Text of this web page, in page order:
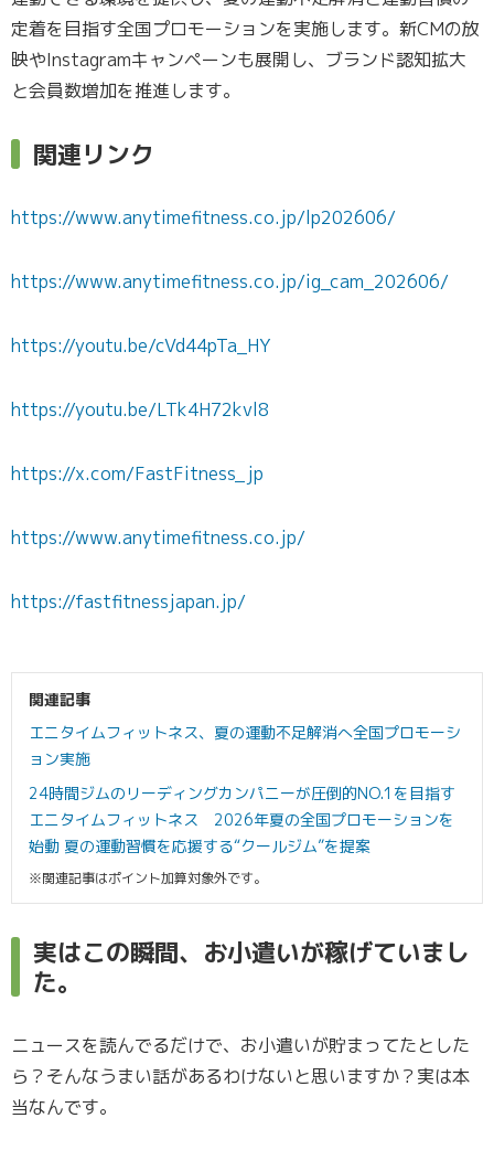
定着を目指す全国プロモーションを実施します。新CMの放
映やInstagramキャンペーンも展開し、ブランド認知拡大
と会員数増加を推進します。
関連リンク
https://www.anytimefitness.co.jp/lp202606/
https://www.anytimefitness.co.jp/ig_cam_202606/
https://youtu.be/cVd44pTa_HY
https://youtu.be/LTk4H72kvl8
https://x.com/FastFitness_jp
https://www.anytimefitness.co.jp/
https://fastfitnessjapan.jp/
関連記事
エニタイムフィットネス、夏の運動不足解消へ全国プロモーシ
ョン実施
24時間ジムのリーディングカンパニーが圧倒的NO.1を目指す
エニタイムフィットネス 2026年夏の全国プロモーションを
始動 夏の運動習慣を応援する“クールジム”を提案
※関連記事はポイント加算対象外です。
実はこの瞬間、お小遣いが稼げていまし
た。
ニュースを読んでるだけで、お小遣いが貯まってたとした
ら？そんなうまい話があるわけないと思いますか？実は本
当なんです。